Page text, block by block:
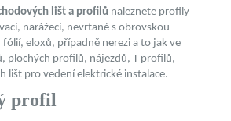
lišt a profilů naleznete profily
narážecí, nevrtané s obrovskou
eloxů, případně nerezi a to jak ve
plochých profilů, nájezdů, T profilů,
lišt pro vedení elektrické instalace.
profil